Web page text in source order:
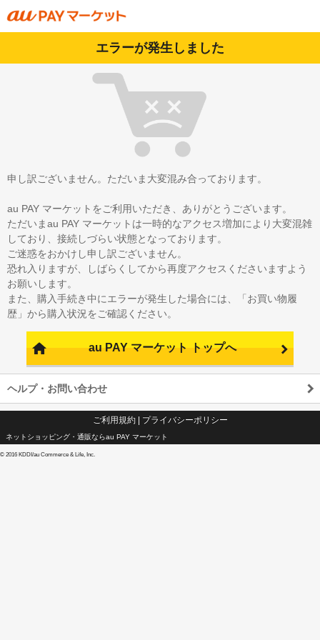
エラーが発生しました
申し訳ございません。ただいま大変混み合っております。
au PAY マーケットをご利用いただき、ありがとうございます。
ただいまau PAY マーケットは一時的なアクセス増加により大変混雑
しており、接続しづらい状態となっております。
ご迷惑をおかけし申し訳ございません。
恐れ入りますが、しばらくしてから再度アクセスくださいますよう
お願いします。
また、購入手続き中にエラーが発生した場合には、「お買い物履
歴」から購入状況をご確認ください。
au PAY マーケット トップへ
ヘルプ・お問い合わせ
ご利用規約| プライバシーポリシー
ネットショッピング・通販ならau PAY マーケット
© 2016 KDDI/au Commerce & Life, Inc.